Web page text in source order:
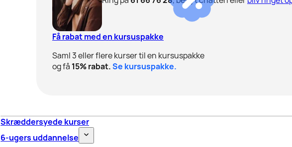
Få rabat med en kursuspakke
Saml 3 eller flere kurser til en kursuspakke
og få 15% rabat.Se kursuspakke.
Skræddersyede kurser
6-ugers uddannelse